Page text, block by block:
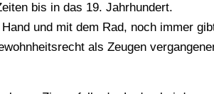
bis in das 19. Jahrhundert.
und mit dem Rad, noch immer
als Zeugen